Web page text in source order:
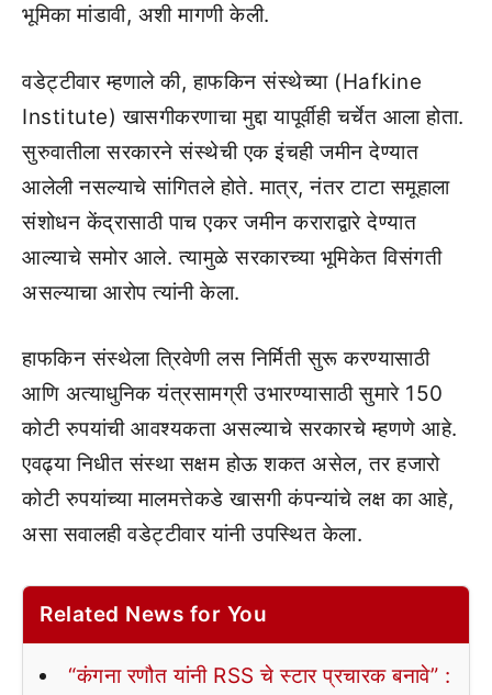
भूमिका मांडावी, अशी मागणी केली.
वडेट्टीवार म्हणाले की, हाफकिन संस्थेच्या (Hafkine
Institute) खासगीकरणाचा मुद्दा यापूर्वीही चर्चेत आला होता.
सुरुवातीला सरकारने संस्थेची एक इंचही जमीन देण्यात
आलेली नसल्याचे सांगितले होते. मात्र, नंतर टाटा समूहाला
संशोधन केंद्रासाठी पाच एकर जमीन कराराद्वारे देण्यात
आल्याचे समोर आले. त्यामुळे सरकारच्या भूमिकेत विसंगती
असल्याचा आरोप त्यांनी केला.
हाफकिन संस्थेला त्रिवेणी लस निर्मिती सुरू करण्यासाठी
आणि अत्याधुनिक यंत्रसामग्री उभारण्यासाठी सुमारे 150
कोटी रुपयांची आवश्यकता असल्याचे सरकारचे म्हणणे आहे.
एवढ्या निधीत संस्था सक्षम होऊ शकत असेल, तर हजारो
कोटी रुपयांच्या मालमत्तेकडे खासगी कंपन्यांचे लक्ष का आहे,
असा सवालही वडेट्टीवार यांनी उपस्थित केला.
Related News for You
“कंगना रणौत यांनी RSS चे स्टार प्रचारक बनावे” :